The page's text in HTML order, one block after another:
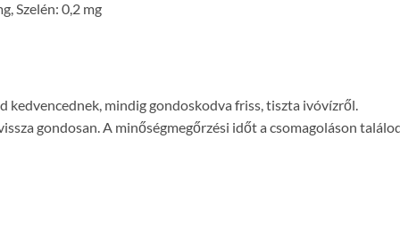
Szelén: 0,2 mg
mindig gondoskodva friss, tiszta ivóvízről.
gondosan. A minőségmegőrzési időt a csomagoláson